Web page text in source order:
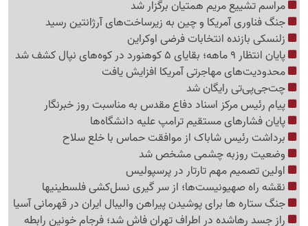
مراسم تشییع مریم همتیان برگزار شد
جنگ فناوری آمریکا و چین به زیرساخت‌های آرژانتین رسید
زلنسکی بازنده انتخابات فرضی اوکراین
پایان انتظار 9 ماهه؛ بقایای 5 کوهنورد در کوه‌های نپال کشف شد
محدودیت‌های مهاجرتی آمریکا افزایش یافت
چت‌جی‌پی‌تی رایگان شد
پیام رئیس مرکز اسناد دفاع مقدس به مناسبت روز خبرنگار
پایان فشارهای مستقیم ترامپ علیه دانشگاه‌ها
برداشت رئیس شاباک از موافقت حماس با خلع سلاح
وضعیت روزبه چشمی مشخص شد
اولین تصمیم مهم تارتار در پرسپولیس
نقشه راه صهیونیست‌ها؛ از سر گیری نسل‌کشی فلسطینی‍ها
جنگ ستاره ها برای پوشیدن پیراهن والیبال ایران در قهرمانی آسیا
راز جسد رهاشده در اطراف تهران فاش شد؛ فرجام خونین رابطه